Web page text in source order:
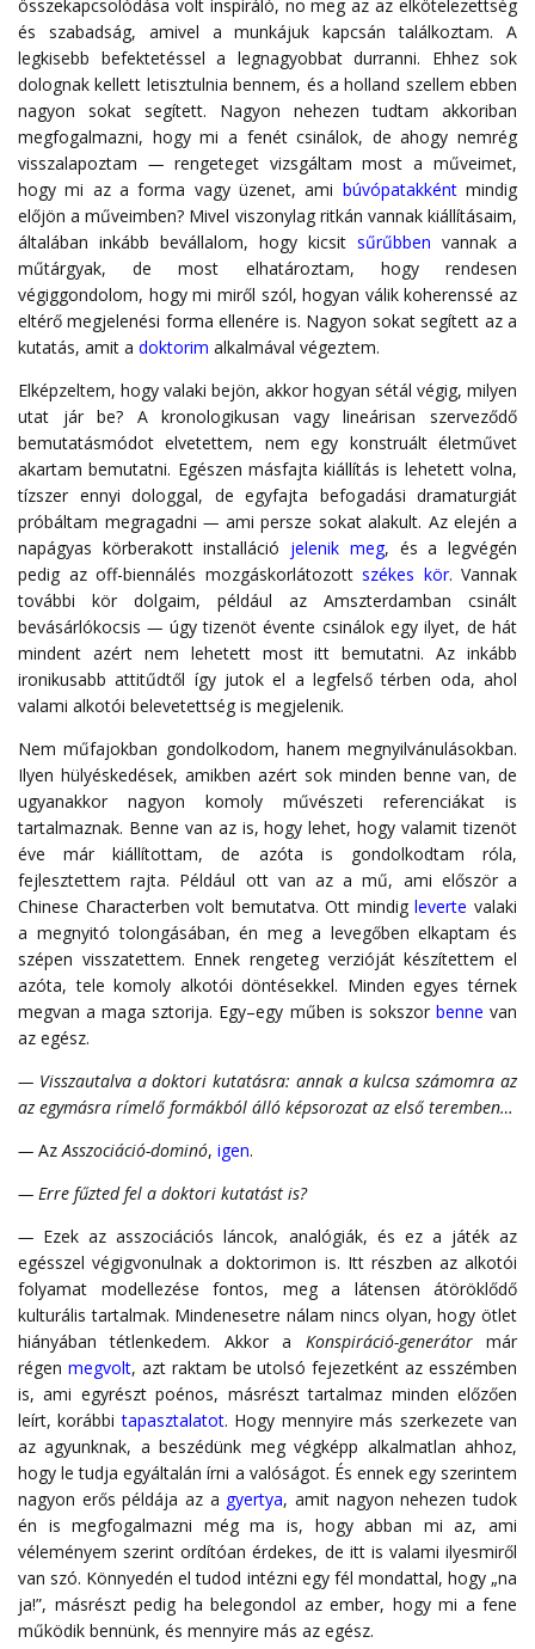
összekapcsolódása volt inspiráló, no meg az az elkötelezettség
és szabadság, amivel a munkájuk kapcsán találkoztam. A
legkisebb befektetéssel a legnagyobbat durranni. Ehhez sok
dolognak kellett letisztulnia bennem, és a holland szellem ebben
nagyon sokat segített. Nagyon nehezen tudtam akkoriban
megfogalmazni, hogy mi a fenét csinálok, de ahogy nemrég
visszalapoztam —rengeteget vizsgáltam most a műveimet,
hogy mi az a forma vagy üzenet, ami búvópatakkéntmindig
előjön a műveimben? Mivel viszonylag ritkán vannak kiállításaim,
általában inkább bevállalom, hogy kicsit sűrűbben vannak a
műtárgyak, de most elhatároztam, hogy rendesen
végiggondolom, hogy mi miről szól, hogyan válik koherenssé az
eltérő megjelenési forma ellenére is. Nagyon sokat segített az a
kutatás, amit a doktorim alkalmával végeztem.
Elképzeltem, hogy valaki bejön, akkor hogyan sétál végig, milyen
utat jár be? A kronologikusan vagy lineárisan szerveződő
bemutatásmódot elvetettem, nem egy konstruált életművet
akartam bemutatni. Egészen másfajta kiállítás is lehetett volna,
tízszer ennyi dologgal, de egyfajta befogadási dramaturgiát
próbáltam megragadni— ami persze sokat alakult. Az elején a
napágyas körberakott installáció jelenik meg, és a legvégén
pedig az off-biennálés mozgáskorlátozott székes kör. Vannak
további kör dolgaim, például az Amszterdamban csinált
bevásárlókocsis— úgy tizenöt évente csinálok egy ilyet, de hát
mindent azért nem lehetett most itt bemutatni. Az inkább
ironikusabb attitűdtől így jutok el a legfelső térben oda, ahol
valami alkotói belevetettség is megjelenik.
Nem műfajokban gondolkodom, hanem megnyilvánulásokban.
Ilyen hülyéskedések, amikben azért sok minden benne van, de
ugyanakkor nagyon komoly művészeti referenciákat is
tartalmaznak. Benne van az is, hogy lehet, hogy valamit tizenöt
éve már kiállítottam, de azóta is gondolkodtam róla,
fejlesztettem rajta. Például ott van az a mű, ami először a
Chinese Characterben volt bemutatva. Ott mindigleverte valaki
a megnyitó tolongásában, én meg a levegőben elkaptam és
szépen visszatettem. Ennek rengeteg verzióját készítettem el
azóta, tele komoly alkotói döntésekkel. Minden egyes térnek
megvan a maga sztorija. Egy–egy műben is sokszor benne van
az egész.
— Visszautalva a doktori kutatásra: annak a kulcsa számomra az
az egymásra rímelő formákból álló képsorozat az első teremben…
— AzAsszociáció-dominó, igen.
— Erre fűzted fel a doktori kutatást is?
— Ezek az asszociációs láncok, analógiák, és ez a játék az
egésszel végigvonulnak a doktorimon is. Itt részben az alkotói
folyamat modellezése fontos, meg a látensen átöröklődő
kulturális tartalmak. Mindenesetre nálam nincs olyan, hogy ötlet
hiányában tétlenkedem. Akkor a Konspiráció-generátormár
régen megvolt, azt raktam be utolsó fejezetként az esszémben
is, ami egyrészt poénos, másrészt tartalmaz minden előzően
leírt, korábbitapasztalatot. Hogy mennyire más szerkezete van
az agyunknak, a beszédünk meg végképp alkalmatlan ahhoz,
hogy le tudja egyáltalán írni a valóságot. És ennek egy szerintem
nagyon erős példája az a gyertya, amit nagyon nehezen tudok
én is megfogalmazni még ma is, hogy abban mi az, ami
véleményem szerint ordítóan érdekes, de itt is valami ilyesmiről
van szó. Könnyedén el tudod intézni egy fél mondattal, hogy „na
ja!”, másrészt pedig ha belegondol az ember, hogy mi a fene
működik bennünk, és mennyire más az egész.